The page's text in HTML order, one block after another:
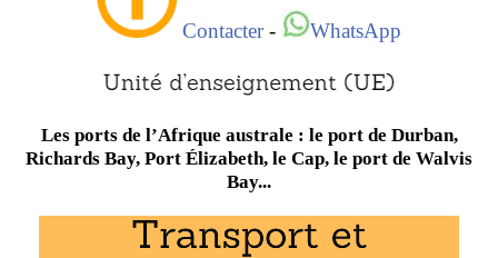
Contacter- WhatsApp
Les ports de l’Afrique australe : le port de Durban,
Richards Bay, Port Élizabeth, le Cap, le port de Walvis
Bay...